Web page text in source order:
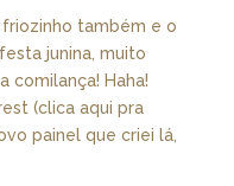
friozinho também e o
junina, muito
comilança! Haha!
(clica aqui pra
painel que criei lá,